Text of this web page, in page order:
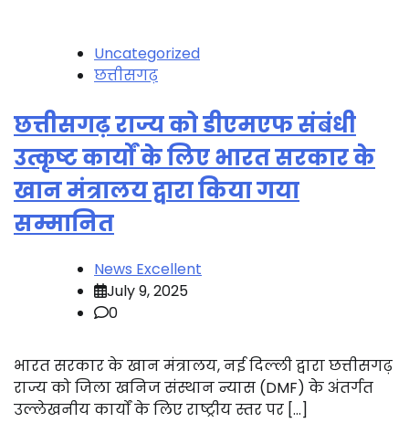
Uncategorized
छत्तीसगढ़
छत्तीसगढ़ राज्य को डीएमएफ संबंधी
उत्कृष्ट कार्यों के लिए भारत सरकार के
खान मंत्रालय द्वारा किया गया
सम्मानित
News Excellent
July 9, 2025
0
भारत सरकार के खान मंत्रालय, नई दिल्ली द्वारा छत्तीसगढ़
राज्य को जिला खनिज संस्थान न्यास (DMF) के अंतर्गत
उल्लेखनीय कार्यों के लिए राष्ट्रीय स्तर पर […]